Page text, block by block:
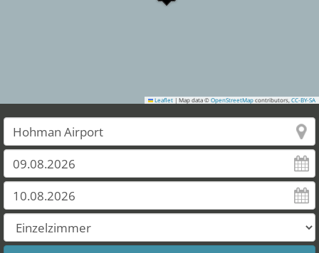
Leaflet | Map data © OpenStreetMap contributors, CC-BY-SA